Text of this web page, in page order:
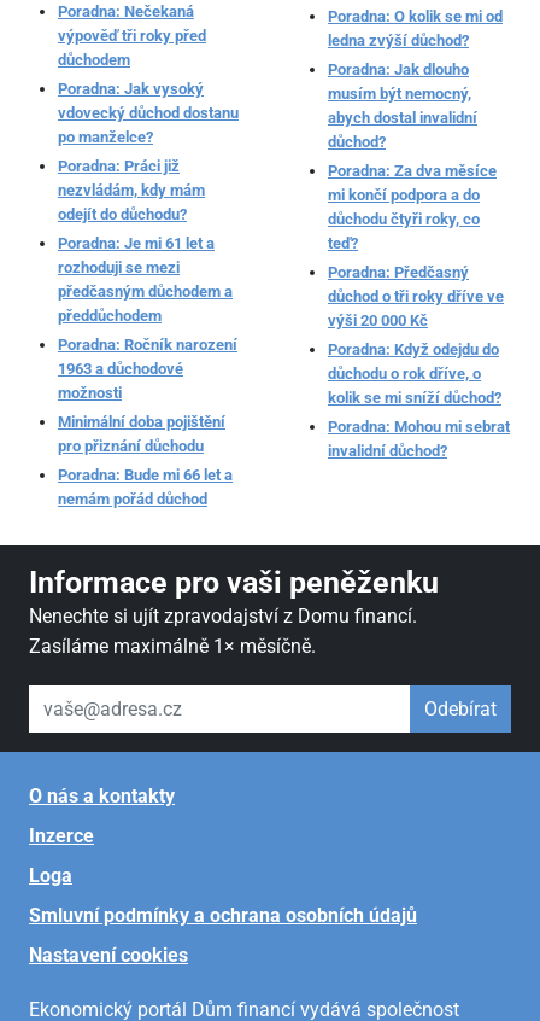
Poradna: Nečekaná
výpověď tři roky před
důchodem
Poradna: Jak vysoký
vdovecký důchod dostanu
po manželce?
Poradna: Práci již
nezvládám, kdy mám
odejít do důchodu?
Poradna: Je mi 61 let a
rozhoduji se mezi
předčasným důchodem a
předdůchodem
Poradna: Ročník narození
1963 a důchodové
možnosti
Minimální doba pojištění
pro přiznání důchodu
Poradna: Bude mi 66 let a
nemám pořád důchod
Poradna: O kolik se mi od
ledna zvýší důchod?
Poradna: Jak dlouho
musím být nemocný,
abych dostal invalidní
důchod?
Poradna: Za dva měsíce
mi končí podpora a do
důchodu čtyři roky, co
teď?
Poradna: Předčasný
důchod o tři roky dříve ve
výši 20 000 Kč
Poradna: Když odejdu do
důchodu o rok dříve, o
kolik se mi sníží důchod?
Poradna: Mohou mi sebrat
invalidní důchod?
Informace pro vaši peněženku
Nenechte si ujít zpravodajství z Domu financí.
Zasíláme maximálně 1× měsíčně.
váš email Odebírat
O nás a kontakty
Inzerce
Loga
Smluvní podmínky a ochrana osobních údajů
Nastavení cookies
Ekonomický portál Dům financí vydává společnost